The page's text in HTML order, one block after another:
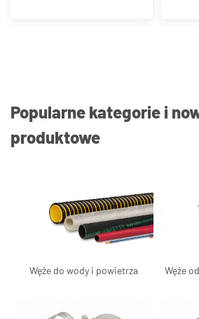
Popularne kategorie i
produktowe
Węże do wody i powietrza Węże